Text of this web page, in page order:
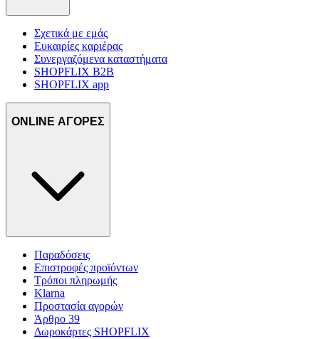
Σχετικά με εμάς
Ευκαιρίες καριέρας
Συνεργαζόμενα καταστήματα
SHOPFLIX B2B
SHOPFLIX app
ONLINE ΑΓΟΡΕΣ
Παραδόσεις
Επιστροφές προϊόντων
Τρόποι πληρωμής
Klarna
Προστασία αγορών
Άρθρο 39
Δωροκάρτες SHOPFLIX